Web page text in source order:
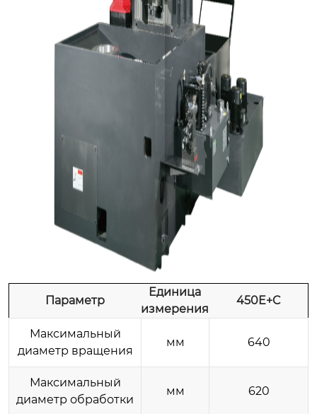
Параметр
Единица
измерения
450E+C
Максимальный
диаметр вращения
мм 640
Максимальный
диаметр обработки
мм 620